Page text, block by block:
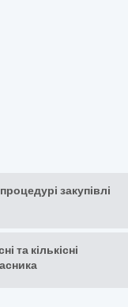
закупівлі
та кількісні